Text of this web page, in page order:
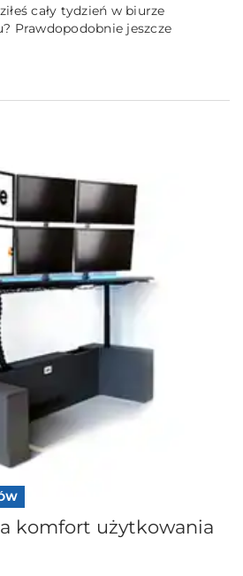
cały tydzień w biurze
Prawdopodobnie jeszcze
komfort użytkowania